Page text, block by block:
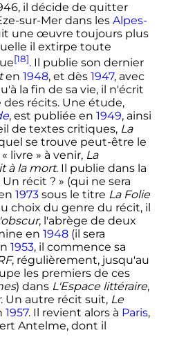
il décide de quitter
sur-Mer dans les Alpes-
une œuvre toujours plus
il extirpe toute
[18]. Il publie son dernier
en 1948, et dès 1947, avec
la fin de sa vie, il n'écrit
récits. Une étude,
, est publiée en 1949, ainsi
de textes critiques, La
se trouve peut-être le
livre » à venir, La
à la mort. Il publie dans la
Un récit ? » (qui ne sera
1973sous le titre La Folie
choix du genre du récit, il
, l'abrège de deux
en 1948(il sera
1953, il commence sa
, régulièrement, jusqu'au
les premiers de ces
) dans L'Espace littéraire,
. Un autre récit suit, Le
1957. Il revient alors à Paris,
Antelme, dont il